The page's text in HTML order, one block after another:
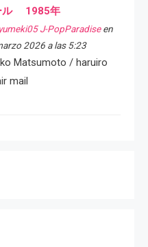
ル 1985年
yumeki05 J-PopParadiseen
2026 a las 5:23
Matsumoto / haruiro
mail